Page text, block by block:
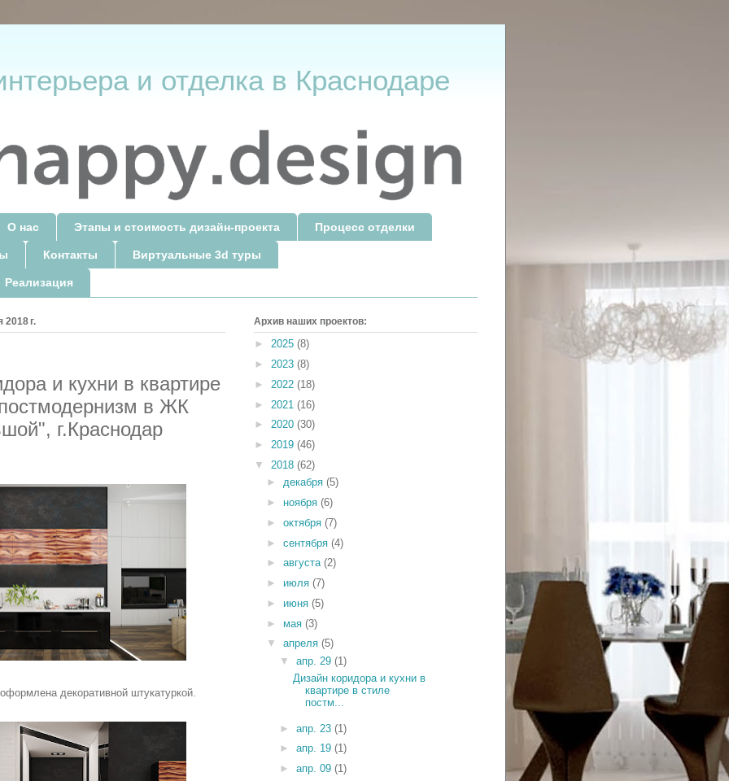
и отделка в Краснодаре
О нас Этапы и стоимость дизайн-проекта Процесс отделки
Контакты Виртуальные 3d туры
2018 г.
и кухни в квартире
в ЖК
, г.Краснодар
декоративной штукатуркой.
Архив наших проектов:
► 2025 (8)
► 2023 (8)
► 2022 (18)
► 2021 (16)
► 2020 (30)
► 2019 (46)
▼ 2018 (62)
►декабря(5)
► ноября(6)
►октября(7)
►сентября(4)
►августа(2)
► июля(7)
► июня(5)
► мая(3)
▼апреля(5)
▼ апр. 29 (1)
Дизайн коридора и кухни в
квартире в стиле
постм...
► апр. 23 (1)
► апр. 19 (1)
► апр. 09 (1)